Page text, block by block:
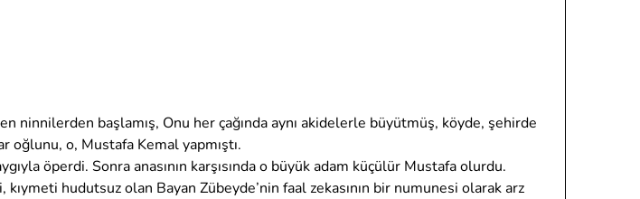
başlamış, Onu her çağında aynı akidelerle büyütmüş, köyde, şehirde
oğlunu, o, Mustafa Kemal yapmıştı.
öperdi. Sonra anasının karşısında o büyük adam küçülür Mustafa olurdu.
hudutsuz olan Bayan Zübeyde’nin faal zekasının bir numunesi olarak arz